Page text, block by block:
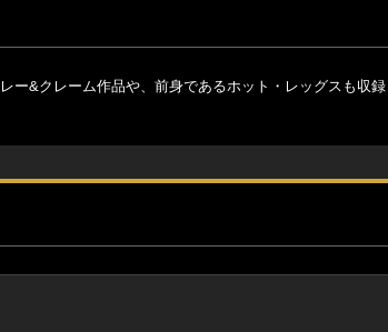
ー&クレーム作品や、前身であるホット・レッグスも収